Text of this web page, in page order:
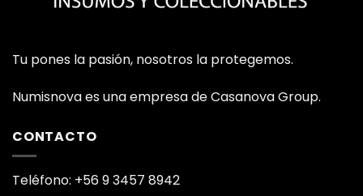
Tu pones la pasión, nosotros la protegemos.
Numisnova es una empresa de Casanova Group.
CONTACTO
Teléfono: +56 9 3457 8942